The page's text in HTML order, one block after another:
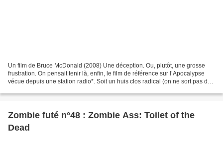
Un film de Bruce McDonald (2008) Une déception. Ou, plutôt, une grosse
frustration. On pensait tenir là, enfin, le film de référence sur l’Apocalypse
vécue depuis une station radio*. Soit un huis clos radical (on ne sort pas de
Zombie futé n°48 : Zombie Ass: Toilet of the
Dead